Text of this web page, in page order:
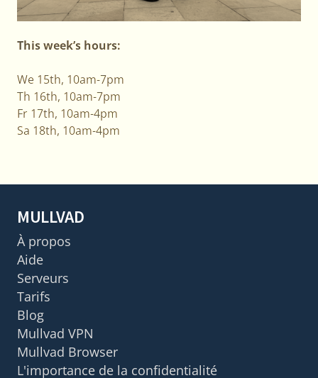
This week’s hours:
We 15th, 10am-7pm
Th 16th, 10am-7pm
Fr 17th, 10am-4pm
Sa 18th, 10am-4pm
MULLVAD
À propos
Aide
Serveurs
Tarifs
Blog
Mullvad VPN
Mullvad Browser
L'importance de la confidentialité